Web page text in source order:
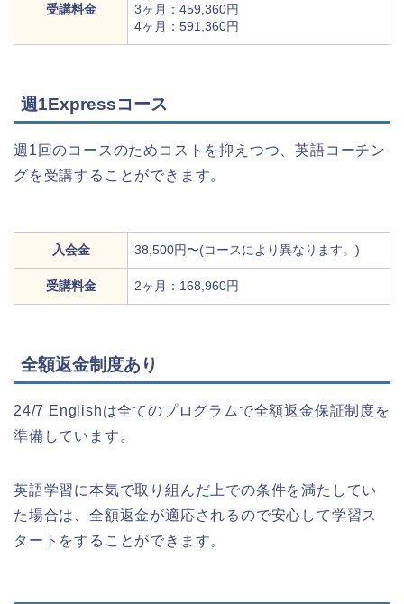
受講料金
3ヶ月：459,360円
4ヶ月：591,360円
週1Expressコース
週1回のコースのためコストを抑えつつ、英語コーチン
グを受講することができます。
入会金 38,500円〜(コースにより異なります。)
受講料金 2ヶ月：168,960円
全額返金制度あり
24/7 Englishは全てのプログラムで全額返金保証制度を
準備しています。
英語学習に本気で取り組んだ上での条件を満たしてい
た場合は、全額返金が適応されるので安心して学習ス
タートをすることができます。